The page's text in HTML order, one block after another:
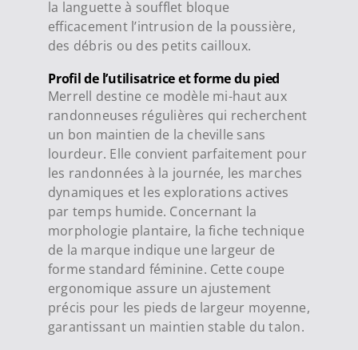
la languette à soufflet bloque
efficacement l’intrusion de la poussière,
des débris ou des petits cailloux.
Profil de l’utilisatrice et forme du pied
Merrell destine ce modèle mi-haut aux
randonneuses régulières qui recherchent
un bon maintien de la cheville sans
lourdeur. Elle convient parfaitement pour
les randonnées à la journée, les marches
dynamiques et les explorations actives
par temps humide. Concernant la
morphologie plantaire, la fiche technique
de la marque indique une largeur de
forme standard féminine. Cette coupe
ergonomique assure un ajustement
précis pour les pieds de largeur moyenne,
garantissant un maintien stable du talon.